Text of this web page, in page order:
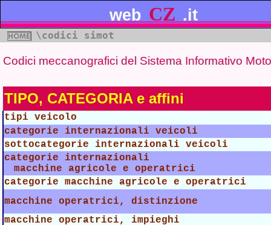
web CZ .it
\codici simot
Codici meccanografici del Sistema Informativo
TIPO, CATEGORIA e affini
tipi veicolo
categorie internazionali veicoli
sottocategorie internazionali veicoli
categorie internazionali
macchine agricole e operatrici
categorie macchine agricole e operatrici
macchine operatrici, distinzione
macchine operatrici, impieghi